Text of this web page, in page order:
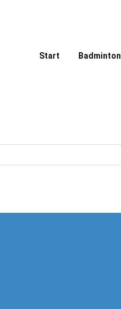
Start Badminton